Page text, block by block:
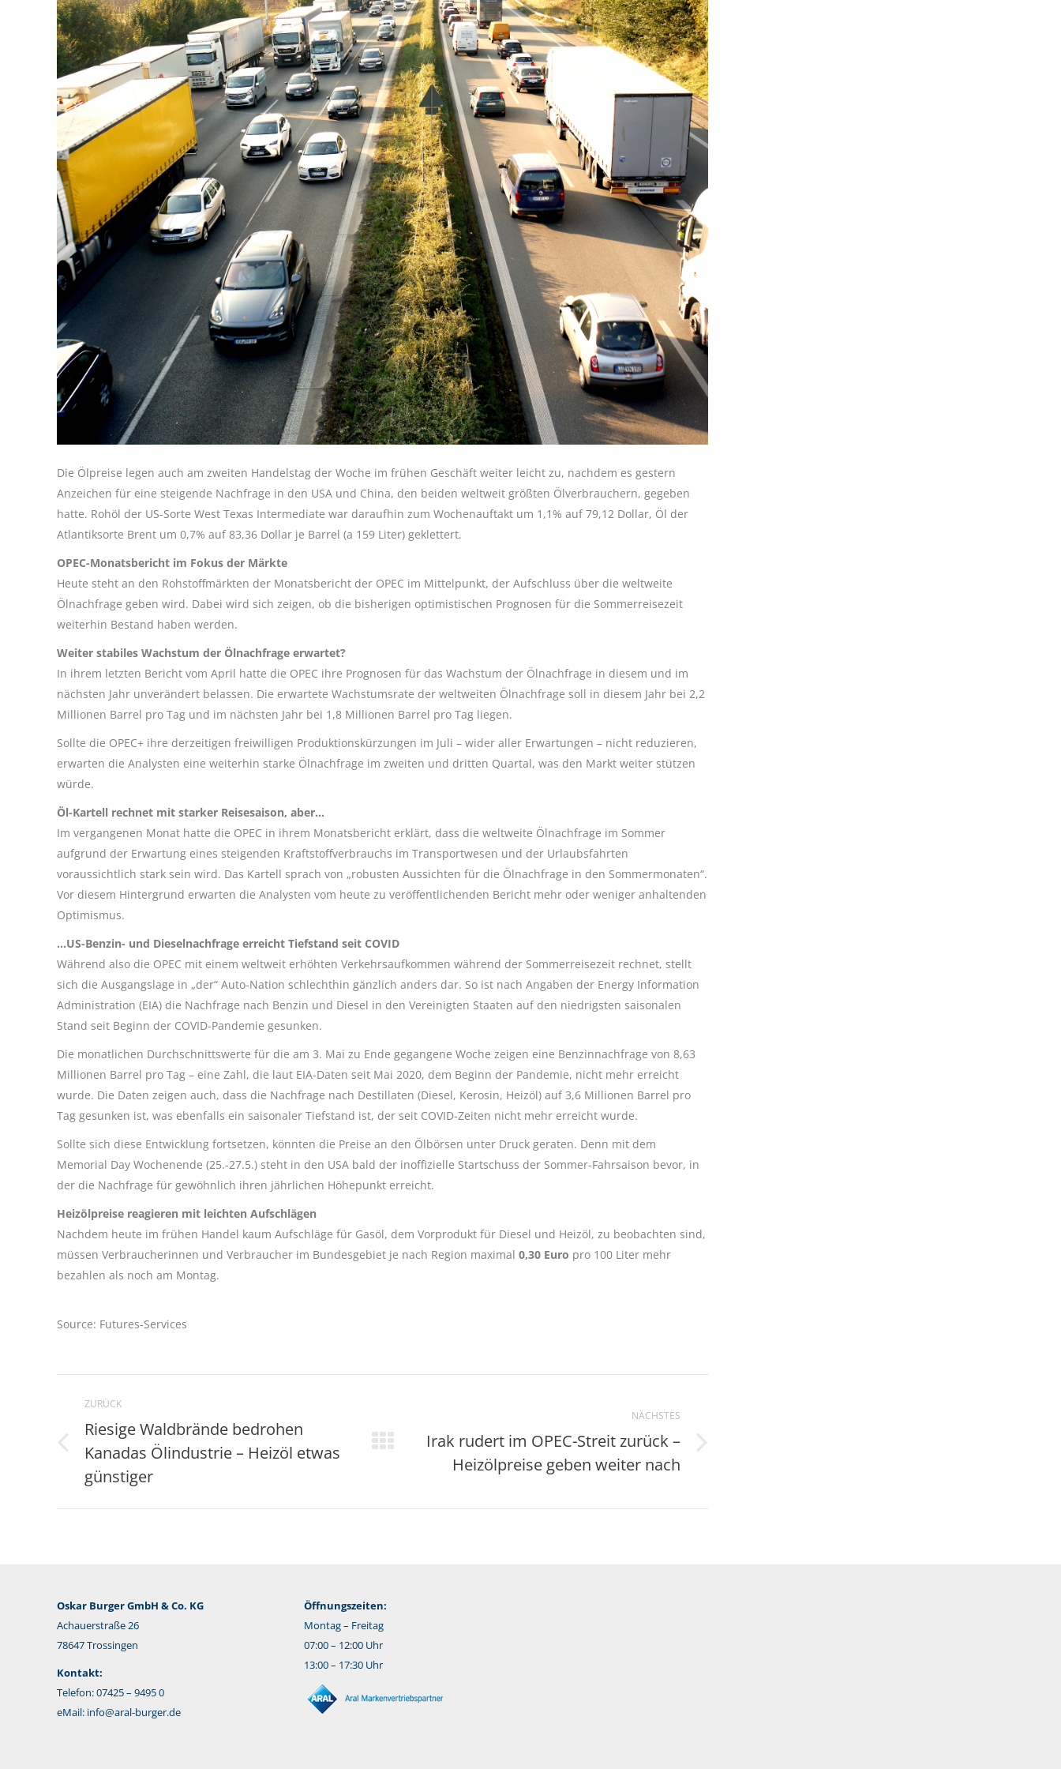
Die Ölpreise legen auch am zweiten Handelstag der Woche im frühen Geschäft weiter leicht zu, nachdem es gestern
Anzeichen für eine steigende Nachfrage in den USA und China, den beiden weltweit größten Ölverbrauchern, gegeben
hatte. Rohöl der US-Sorte West Texas Intermediate war daraufhin zum Wochenauftakt um 1,1% auf 79,12 Dollar, Öl der
Atlantiksorte Brent um 0,7% auf 83,36 Dollar je Barrel (a 159 Liter) geklettert.
OPEC-Monatsbericht im Fokus der Märkte
Heute steht an den Rohstoffmärkten der Monatsbericht der OPEC im Mittelpunkt, der Aufschluss über die weltweite
Ölnachfrage geben wird. Dabei wird sich zeigen, ob die bisherigen optimistischen Prognosen für die Sommerreisezeit
weiterhin Bestand haben werden.
Weiter stabiles Wachstum der Ölnachfrage erwartet?
In ihrem letzten Bericht vom April hatte die OPEC ihre Prognosen für das Wachstum der Ölnachfrage in diesem und im
nächsten Jahr unverändert belassen. Die erwartete Wachstumsrate der weltweiten Ölnachfrage soll in diesem Jahr bei 2,2
Millionen Barrel pro Tag und im nächsten Jahr bei 1,8 Millionen Barrel pro Tag liegen.
Sollte die OPEC+ ihre derzeitigen freiwilligen Produktionskürzungen im Juli – wider aller Erwartungen – nicht reduzieren,
erwarten die Analysten eine weiterhin starke Ölnachfrage im zweiten und dritten Quartal, was den Markt weiter stützen
würde.
Öl-Kartell rechnet mit starker Reisesaison, aber…
Im vergangenen Monat hatte die OPEC in ihrem Monatsbericht erklärt, dass die weltweite Ölnachfrage im Sommer
aufgrund der Erwartung eines steigenden Kraftstoffverbrauchs im Transportwesen und der Urlaubsfahrten
voraussichtlich stark sein wird. Das Kartell sprach von „robusten Aussichten für die Ölnachfrage in den Sommermonaten“.
Vor diesem Hintergrund erwarten die Analysten vom heute zu veröffentlichenden Bericht mehr oder weniger anhaltenden
Optimismus.
…US-Benzin- und Dieselnachfrage erreicht Tiefstand seit COVID
Während also die OPEC mit einem weltweit erhöhten Verkehrsaufkommen während der Sommerreisezeit rechnet, stellt
sich die Ausgangslage in „der“ Auto-Nation schlechthin gänzlich anders dar. So ist nach Angaben der Energy Information
Administration (EIA) die Nachfrage nach Benzin und Diesel in den Vereinigten Staaten auf den niedrigsten saisonalen
Stand seit Beginn der COVID-Pandemie gesunken.
Die monatlichen Durchschnittswerte für die am 3. Mai zu Ende gegangene Woche zeigen eine Benzinnachfrage von 8,63
Millionen Barrel pro Tag – eine Zahl, die laut EIA-Daten seit Mai 2020, dem Beginn der Pandemie, nicht mehr erreicht
wurde. Die Daten zeigen auch, dass die Nachfrage nach Destillaten (Diesel, Kerosin, Heizöl) auf 3,6 Millionen Barrel pro
Tag gesunken ist, was ebenfalls ein saisonaler Tiefstand ist, der seit COVID-Zeiten nicht mehr erreicht wurde.
Sollte sich diese Entwicklung fortsetzen, könnten die Preise an den Ölbörsen unter Druck geraten. Denn mit dem
Memorial Day Wochenende (25.-27.5.) steht in den USA bald der inoffizielle Startschuss der Sommer-Fahrsaison bevor, in
der die Nachfrage für gewöhnlich ihren jährlichen Höhepunkt erreicht.
Heizölpreise reagieren mit leichten Aufschlägen
Nachdem heute im frühen Handel kaum Aufschläge für Gasöl, dem Vorprodukt für Diesel und Heizöl, zu beobachten sind,
müssen Verbraucherinnen und Verbraucher im Bundesgebiet je nach Region maximal 0,30 Euro pro 100 Liter mehr
bezahlen als noch am Montag.
Source: Futures-Services
Kommentarnavigation
ZURÜCK
Vorheriger
Beitrag:
Riesige Waldbrände bedrohen
Kanadas Ölindustrie – Heizöl etwas
günstiger
NÄCHSTES
Nächster
Beitrag:
Irak rudert im OPEC-Streit zurück –
Heizölpreise geben weiter nach
Oskar Burger GmbH & Co. KG
Achauerstraße 26
78647 Trossingen
Kontakt:
Telefon: 07425 – 9495 0
eMail: info@aral-burger.de
Öffnungszeiten:
Montag – Freitag
07:00 – 12:00 Uhr
13:00 – 17:30 Uhr